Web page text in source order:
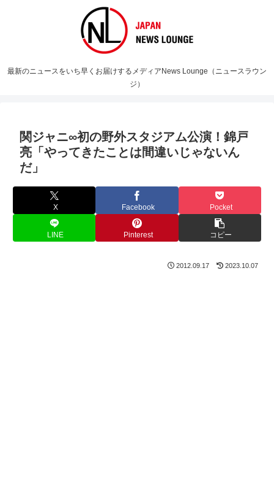
最新のニュースをいち早くお届けするメディアNews Lounge（ニュースラウン
ジ）
関ジャニ∞初の野外スタジアム公演！錦戸
亮「やってきたことは間違いじゃないん
だ」
X Facebook Pocket
LINE Pinterest コピー
2012.09.17 2023.10.07